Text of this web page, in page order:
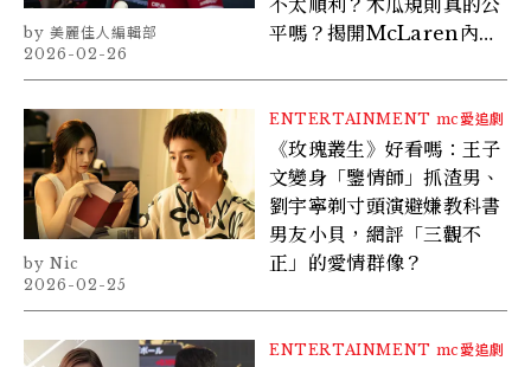
平嗎？揭開McLaren內部
美麗佳人編輯部
2026-02-26
ENTERTAINMENT mc愛追劇
《玫瑰叢生》好看嗎：王子
文變身「鑒情師」抓渣男、
劉宇寧剃寸頭演避嫌教科書
男友小貝，網評「三觀不
正」的愛情群像？
Nic
2026-02-25
ENTERTAINMENT mc愛追劇